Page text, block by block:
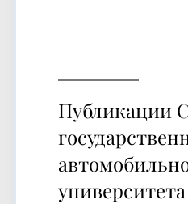
Публикации
университета